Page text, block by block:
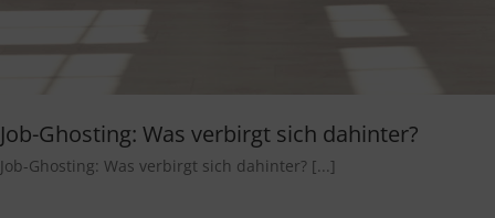
Job-Ghosting: Was verbirgt sich dahinter?
Job-Ghosting: Was verbirgt sich dahinter? [...]